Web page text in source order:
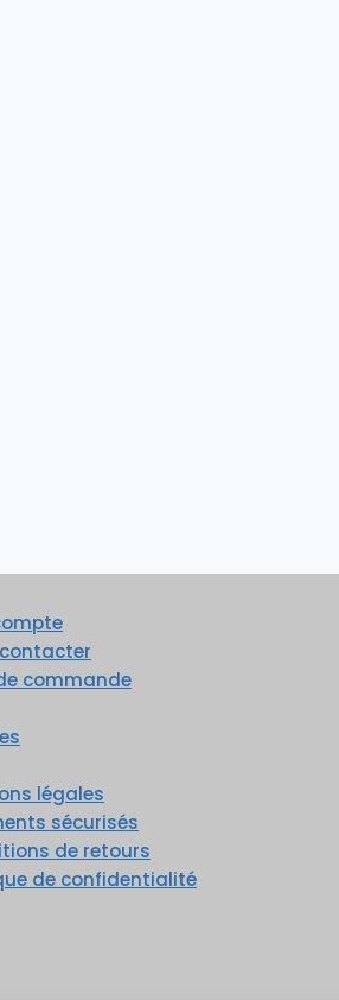
commande
légales
sécurisés
de retours
de confidentialité